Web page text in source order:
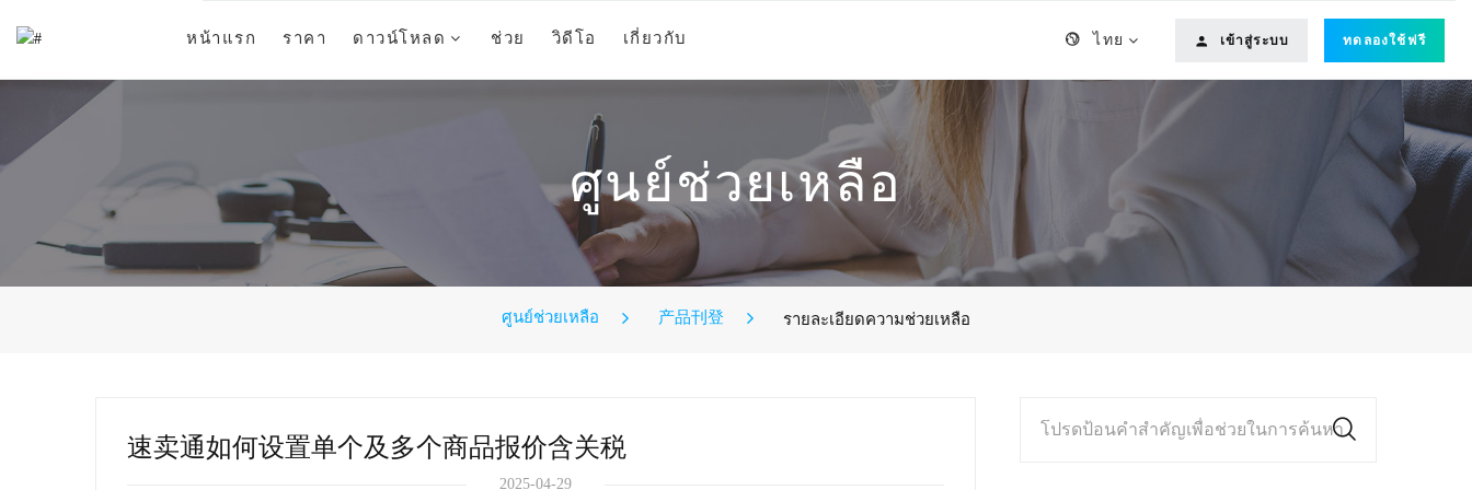
ไทย เข้าสู่ระบบ ทดลองใช้ฟรี
หน้าแรก ราคา ดาวน์โหลด ช่วย วิดีโอ เกี่ยวกับ
ศูนย์ช่วยเหลือ
ศูนย์ช่วยเหลือ 产品刊登 รายละเอียดความช่วยเหลือ
速卖通如何设置单个及多个商品报价含关税
2025-04-29
โปรดป้อนคำสำคัญเพื่อช่วยในการค้นหา